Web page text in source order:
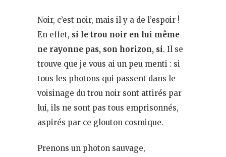
Noir, c’est noir, mais il y a de l’espoir !
En effet, si le trou noir en lui même
ne rayonne pas, son horizon, si. Il se
trouve que je vous ai un peu menti : si
tous les photons qui passent dans le
voisinage du trou noir sont attirés par
lui, ils ne sont pas tous emprisonnés,
aspirés par ce glouton cosmique.
Prenons un photon sauvage,